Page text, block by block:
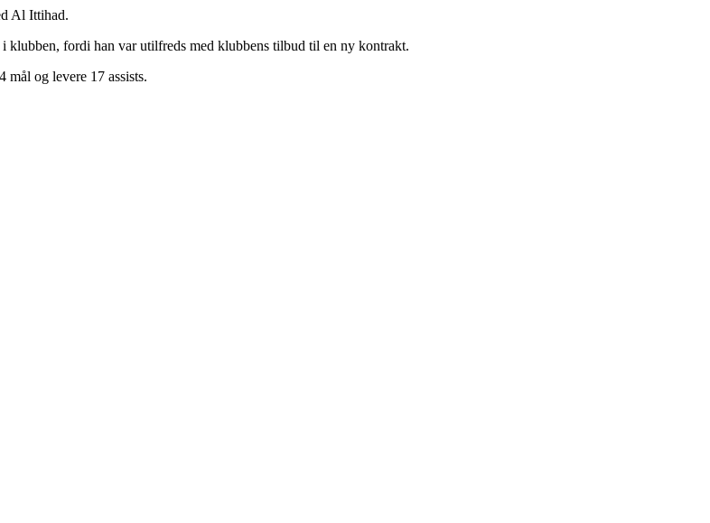
Al Ittihad.
klubben, fordi han var utilfreds med klubbens tilbud til en ny kontrakt.
mål og levere 17 assists.